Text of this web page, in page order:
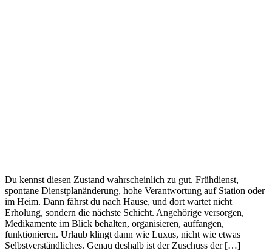
Du kennst diesen Zustand wahrscheinlich zu gut. Frühdienst,
spontane Dienstplanänderung, hohe Verantwortung auf Station oder
im Heim. Dann fährst du nach Hause, und dort wartet nicht
Erholung, sondern die nächste Schicht. Angehörige versorgen,
Medikamente im Blick behalten, organisieren, auffangen,
funktionieren. Urlaub klingt dann wie Luxus, nicht wie etwas
Selbstverständliches. Genau deshalb ist der Zuschuss der […]